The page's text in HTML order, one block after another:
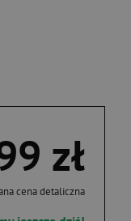
zł
cena detaliczna